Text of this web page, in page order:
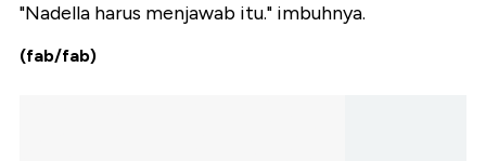
"Nadella harus menjawab itu." imbuhnya.
(fab/fab)